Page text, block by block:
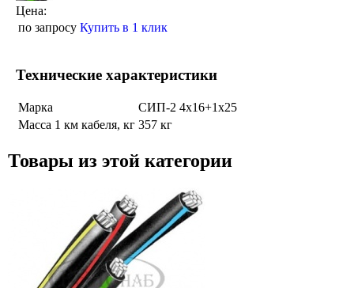
Цена:
по запросу Купить в 1 клик
Технические характеристики
Марка
СИП-2 4х16+1х25
Масса 1 км кабеля, кг 357 кг
Товары из этой категории